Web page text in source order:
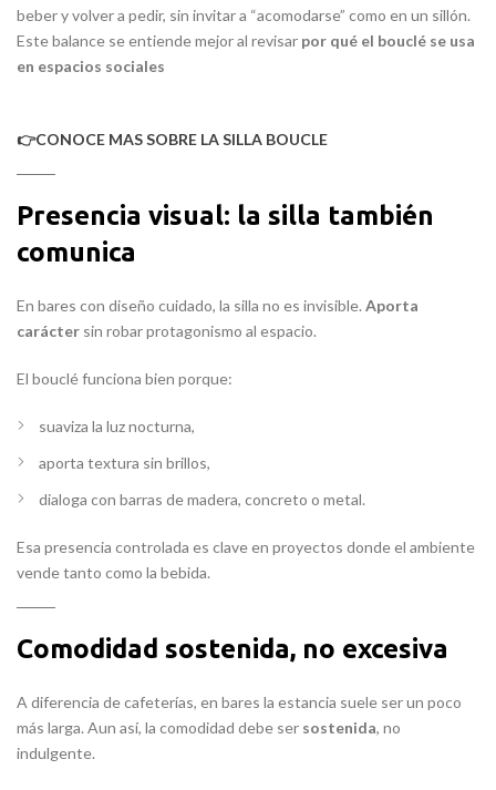
beber y volver a pedir, sin invitar a “acomodarse” como en un sillón.
Este balance se entiende mejor al revisar por qué el bouclé se usa
en espacios sociales
👉CONOCE MAS SOBRE LA SILLA BOUCLE
Presencia visual: la silla también
comunica
En bares con diseño cuidado, la silla no es invisible. Aporta
carácter sin robar protagonismo al espacio.
El bouclé funciona bien porque:
suaviza la luz nocturna,
aporta textura sin brillos,
dialoga con barras de madera, concreto o metal.
Esa presencia controlada es clave en proyectos donde el ambiente
vende tanto como la bebida.
Comodidad sostenida, no excesiva
A diferencia de cafeterías, en bares la estancia suele ser un poco
más larga. Aun así, la comodidad debe ser sostenida, no
indulgente.